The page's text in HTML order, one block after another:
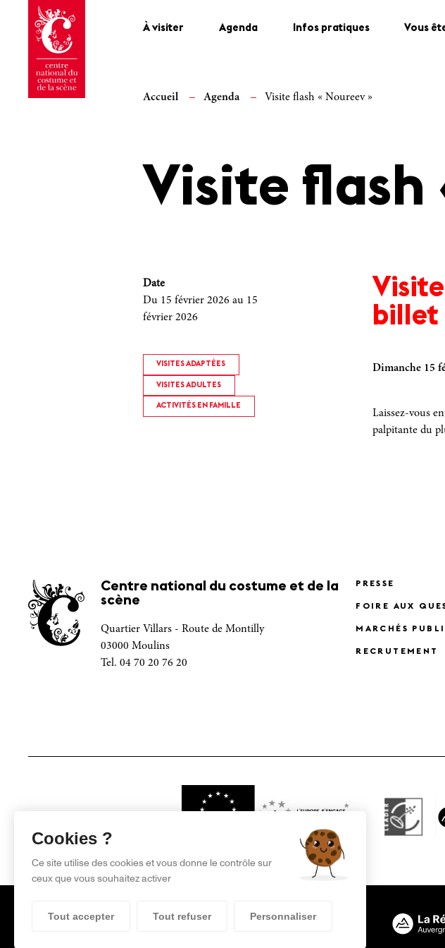
À visiter Agenda Infos pratiques Vous
Accueil Agenda Visite flash « Noureev »
Visite flash
Date
Du 15 février 2026 au 15
février 2026
VISITES ADAPTÉES
VISITES ADULTES
ACTIVITÉS EN FAMILLE
billet
Dimanche 15
Laissez-vous
palpitante du
Centre national du costume et de la
scène
Quartier Villars - Route de Montilly
03000 Moulins
Tel. 04 70 20 76 20
PRESSE
FOIRE AUX
MARCHÉS
RECRUTEMENT
Cookies ?
Ce site utilise des cookies et vous donne le contrôle sur
ceux que vous souhaitez activer
Tout accepter Tout refuser Personnaliser